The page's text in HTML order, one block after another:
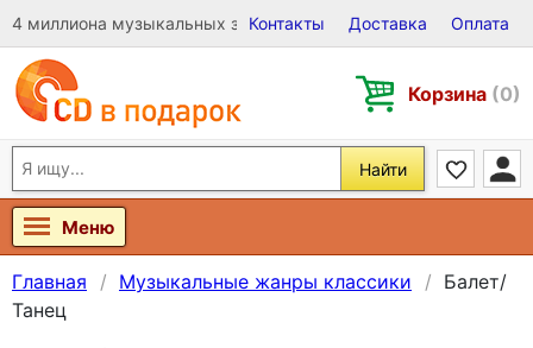
4 миллиона музыкальных записей на Виниле, CD и DVD
Контакты Доставка Оплата
Корзина (0)
Найти
Меню
Главная Музыкальные жанры классики
Балет/
Танец